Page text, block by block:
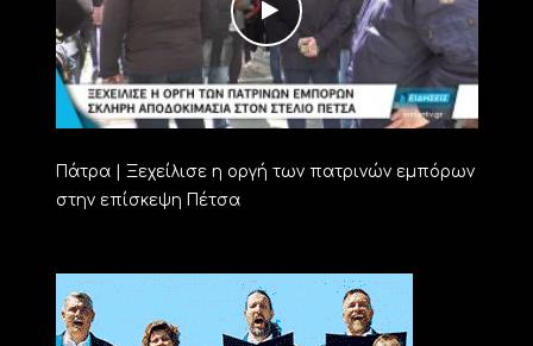
Πάτρα | Ξεχείλισε η οργή των πατρινών εμπόρων
στην επίσκεψη Πέτσα